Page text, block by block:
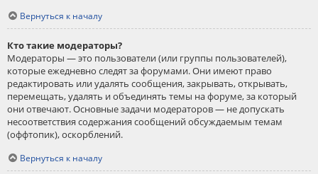
Вернуться к началу
Кто такие модераторы?
Модераторы — это пользователи (или группы пользователей),
которые ежедневно следят за форумами. Они имеют право
редактировать или удалять сообщения, закрывать, открывать,
перемещать, удалять и объединять темы на форуме, за который
они отвечают. Основные задачи модераторов — не допускать
несоответствия содержания сообщений обсуждаемым темам
(оффтопик), оскорблений.
Вернуться к началу